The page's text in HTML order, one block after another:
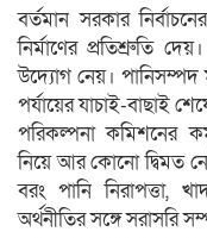
বর্তমান সরকার
নির্মাণের প্রতিশ্রুতি
উদ্যোগ নেয়। পানিসম্পদ
পর্যায়ের যাচাই-বাছাই
পরিকল্পনা কমিশনের
নিয়ে আর কোনো দ্বিমত
বরং পানি নিরাপত্তা,
অর্থনীতির সঙ্গে সরাসরি